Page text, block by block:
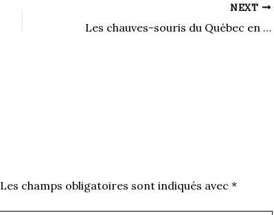
NEXT
Les chauves-souris du Québec en danger: comprendre pour mieux agir
Les champs obligatoires sont indiqués avec *